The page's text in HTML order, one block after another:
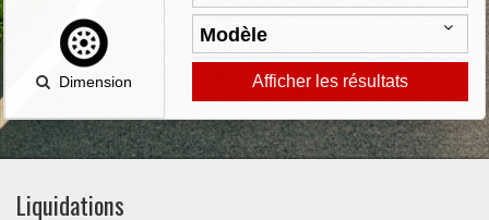
Dimension Afficher les résultats
Liquidations